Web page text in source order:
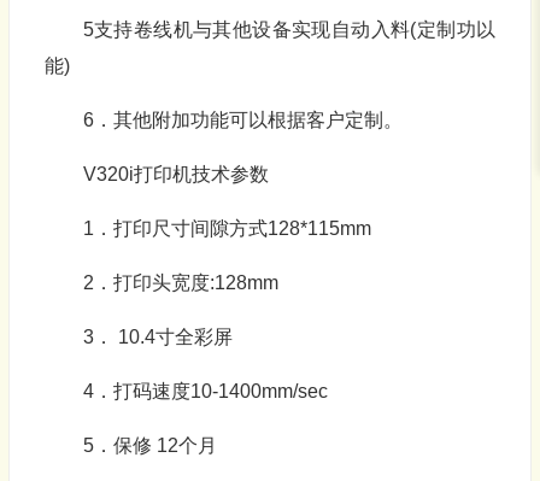
5支持卷线机与其他设备实现自动入料(定制功以
能)
6．其他附加功能可以根据客户定制。
V320i打印机技术参数
1．打印尺寸间隙方式128*115mm
2．打印头宽度:128mm
3． 10.4寸全彩屏
4．打码速度10-1400mm/sec
5．保修 12个月